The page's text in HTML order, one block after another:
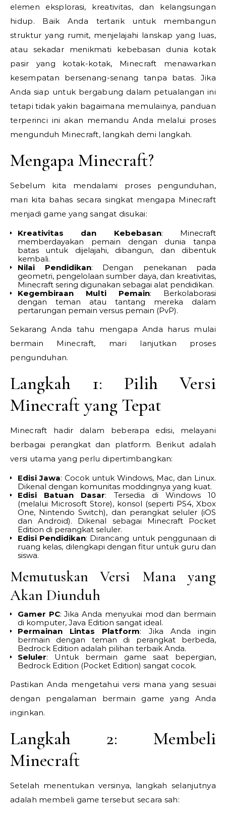
elemen eksplorasi, kreativitas, dan kelangsungan
hidup. Baik Anda tertarik untuk membangun
struktur yang rumit, menjelajahi lanskap yang luas,
atau sekadar menikmati kebebasan dunia kotak
pasir yang kotak-kotak, Minecraft menawarkan
kesempatan bersenang-senang tanpa batas. Jika
Anda siap untuk bergabung dalam petualangan ini
tetapi tidak yakin bagaimana memulainya, panduan
terperinci ini akan memandu Anda melalui proses
mengunduh Minecraft, langkah demi langkah.
Mengapa Minecraft?
Sebelum kita mendalami proses pengunduhan,
mari kita bahas secara singkat mengapa Minecraft
menjadi game yang sangat disukai:
Kreativitas dan Kebebasan: Minecraft
memberdayakan pemain dengan dunia tanpa
batas untuk dijelajahi, dibangun, dan dibentuk
kembali.
Nilai Pendidikan: Dengan penekanan pada
geometri, pengelolaan sumber daya, dan kreativitas,
Minecraft sering digunakan sebagai alat pendidikan.
Kegembiraan Multi Pemain: Berkolaborasi
dengan teman atau tantang mereka dalam
pertarungan pemain versus pemain (PvP).
Sekarang Anda tahu mengapa Anda harus mulai
bermain Minecraft, mari lanjutkan proses
pengunduhan.
Langkah 1: Pilih Versi
Minecraft yang Tepat
Minecraft hadir dalam beberapa edisi, melayani
berbagai perangkat dan platform. Berikut adalah
versi utama yang perlu dipertimbangkan:
Edisi Jawa: Cocok untuk Windows, Mac, dan Linux.
Dikenal dengan komunitas moddingnya yang kuat.
Edisi Batuan Dasar: Tersedia di Windows 10
(melalui Microsoft Store), konsol (seperti PS4, Xbox
One, Nintendo Switch), dan perangkat seluler (iOS
dan Android). Dikenal sebagai Minecraft Pocket
Edition di perangkat seluler.
Edisi Pendidikan: Dirancang untuk penggunaan di
ruang kelas, dilengkapi dengan fitur untuk guru dan
siswa.
Memutuskan Versi Mana yang
Akan Diunduh
Gamer PC: Jika Anda menyukai mod dan bermain
di komputer, Java Edition sangat ideal.
Permainan Lintas Platform: Jika Anda ingin
bermain dengan teman di perangkat berbeda,
Bedrock Edition adalah pilihan terbaik Anda.
Seluler: Untuk bermain game saat bepergian,
Bedrock Edition (Pocket Edition) sangat cocok.
Pastikan Anda mengetahui versi mana yang sesuai
dengan pengalaman bermain game yang Anda
inginkan.
Langkah 2: Membeli
Minecraft
Setelah menentukan versinya, langkah selanjutnya
adalah membeli game tersebut secara sah: